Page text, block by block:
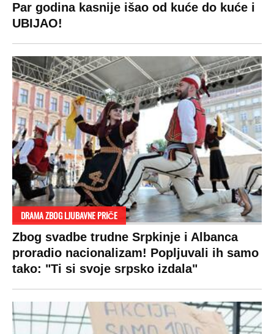
Par godina kasnije išao od kuće do kuće i
UBIJAO!
DRAMA ZBOG LJUBAVNE PRIČE
Zbog svadbe trudne Srpkinje i Albanca
proradio nacionalizam! Popljuvali ih samo
tako: "Ti si svoje srpsko izdala"